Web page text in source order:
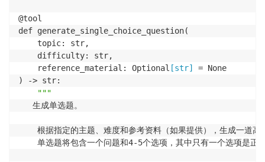
@tool
def generate_single_choice_question(
    topic: str,
    difficulty: str,
    reference_material: Optional
[str]
= None
) -> str:
"""
   生成单选题。
根据指定的主题、难度和参考资料（如果提供），生成一道高
单选题将包含一个问题和4-5个选项，其中只有一个选项是正